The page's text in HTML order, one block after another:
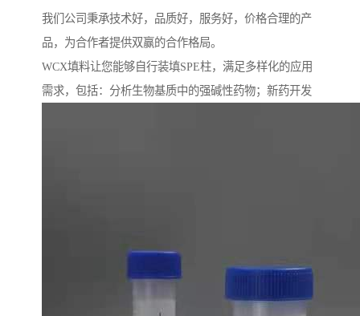
我们公司秉承技术好，品质好，服务好，价格合理的产
品，为合作者提供双赢的合作格局。
WCX填料让您能够自行装填SPE柱，满足多样化的应用
需求，包括：分析生物基质中的强碱性药物；新药开发